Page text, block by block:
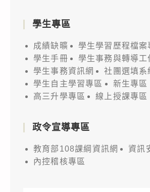
學生專區
成績缺曠
學生學習歷程檔案
學生手冊
學生事務與轉導工
學生事務資訊網
社團選填系
學生自主學習專區
新生專區
高三升學專區
線上授課專區
政令宣導專區
教育部108課綱資訊網
資訊
內控稽核專區